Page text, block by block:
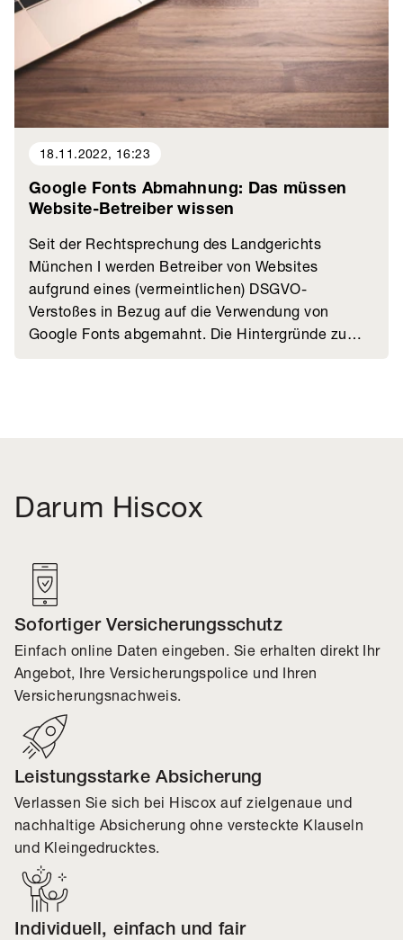
18.11.2022, 16:23
Google Fonts Abmahnung: Das müssen
Website-Betreiber wissen
Seit der Rechtsprechung des Landgerichts
München I werden Betreiber von Websites
aufgrund eines (vermeintlichen) DSGVO-
Verstoßes in Bezug auf die Verwendung von
Google Fonts abgemahnt. Die Hintergründe zu
Darum Hiscox
Sofortiger Versicherungsschutz
Einfach online Daten eingeben. Sie erhalten direkt Ihr
Angebot, Ihre Versicherungspolice und Ihren
Versicherungsnachweis.
Leistungsstarke Absicherung
Verlassen Sie sich bei Hiscox auf zielgenaue und
nachhaltige Absicherung ohne versteckte Klauseln
und Kleingedrucktes.
Individuell, einfach und fair